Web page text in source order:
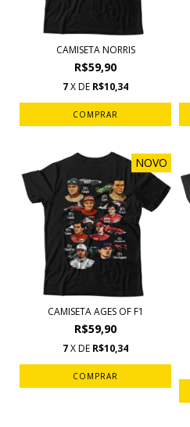
CAMISETA NORRIS
R$59,90
7X DE R$10,34
COMPRAR
NOVO
CAMISETA AGES OF F1
R$59,90
7X DE R$10,34
COMPRAR